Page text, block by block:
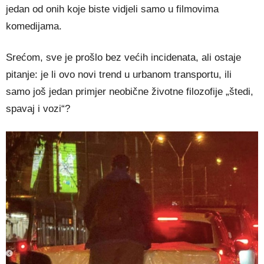
jedan od onih koje biste vidjeli samo u filmovima
komedijama.
Srećom, sve je prošlo bez većih incidenata, ali ostaje
pitanje: je li ovo novi trend u urbanom transportu, ili
samo još jedan primjer neobične životne filozofije „štedi,
spavaj i vozi“?